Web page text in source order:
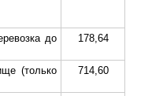
до
178,64
(только
714,60